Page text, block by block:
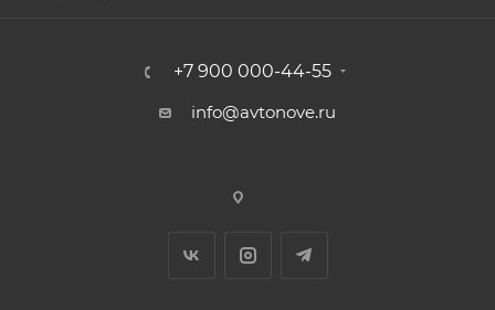
+7 900 000-44-55
info@avtonove.ru